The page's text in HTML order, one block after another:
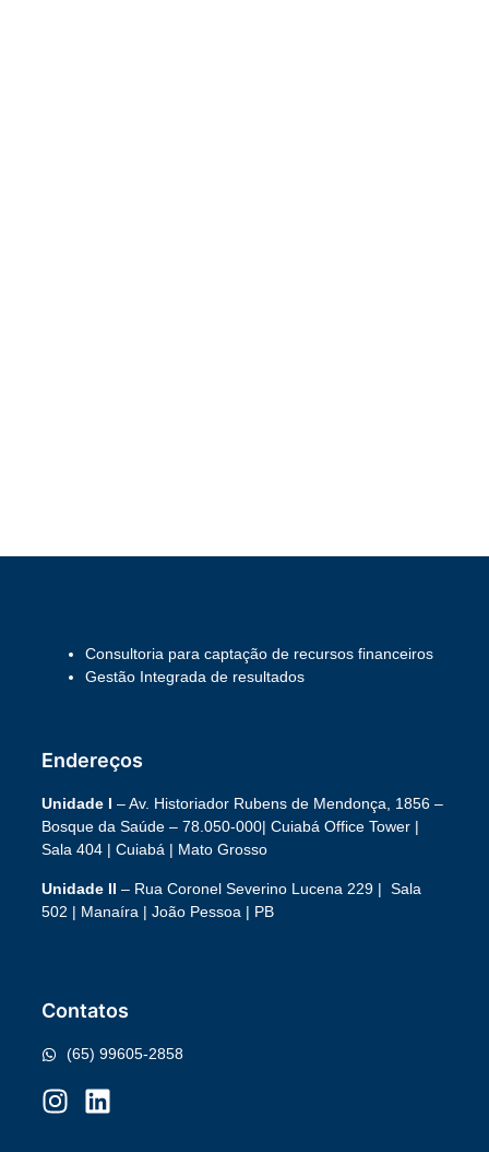
Consultoria para captação de recursos financeiros
Gestão Integrada de resultados
Endereços
Unidade I – Av. Historiador Rubens de Mendonça, 1856 –
Bosque da Saúde – 78.050-000| Cuiabá Office Tower |
Sala 404 | Cuiabá | Mato Grosso
Unidade II – Rua Coronel Severino Lucena 229 | Sala
502 | Manaíra | João Pessoa | PB
Contatos
(65) 99605-2858